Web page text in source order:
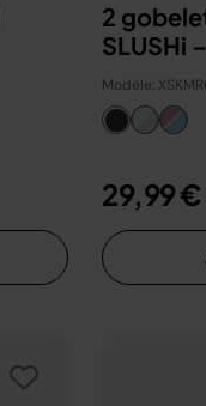
2
SLUSHi
Modèle:
29,99 €